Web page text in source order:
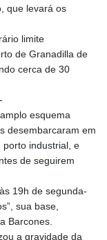
que levará os
limite
de Granadilla de
cerca de 30
esquema
desembarcaram em
porto industrial, e
de seguirem
19h de segunda-
sua base,
Barcones.
a gravidade da